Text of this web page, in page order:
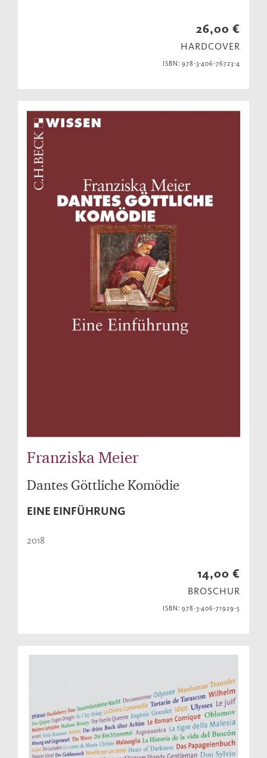
26,00 €
HARDCOVER
ISBN: 978-3-406-76723-4
Franziska Meier
Dantes Göttliche Komödie
EINE EINFÜHRUNG
2018
14,00 €
BROSCHUR
ISBN: 978-3-406-71929-5